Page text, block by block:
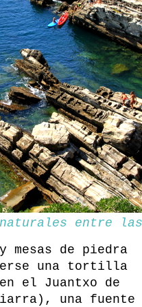
entre
mesas de piedra
una tortilla
el Juantxo de
una fuente